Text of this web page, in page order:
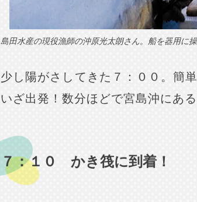
島田水産の現役漁師の沖原光太​​​​朗さん。船を器用に
少し陽がさしてきた７：００。簡
いざ出発！数分ほどで宮島沖にあ
７：１０ かき筏に到着！